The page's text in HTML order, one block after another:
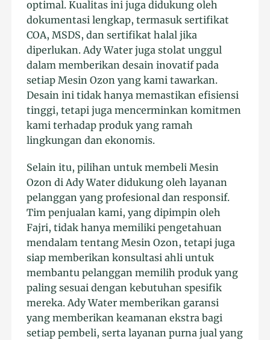
optimal. Kualitas ini juga didukung oleh
dokumentasi lengkap, termasuk sertifikat
COA, MSDS, dan sertifikat halal jika
diperlukan. Ady Water juga stolat unggul
dalam memberikan desain inovatif pada
setiap Mesin Ozon yang kami tawarkan.
Desain ini tidak hanya memastikan efisiensi
tinggi, tetapi juga mencerminkan komitmen
kami terhadap produk yang ramah
lingkungan dan ekonomis.
Selain itu, pilihan untuk membeli Mesin
Ozon di Ady Water didukung oleh layanan
pelanggan yang profesional dan responsif.
Tim penjualan kami, yang dipimpin oleh
Fajri, tidak hanya memiliki pengetahuan
mendalam tentang Mesin Ozon, tetapi juga
siap memberikan konsultasi ahli untuk
membantu pelanggan memilih produk yang
paling sesuai dengan kebutuhan spesifik
mereka. Ady Water memberikan garansi
yang memberikan keamanan ekstra bagi
setiap pembeli, serta layanan purna jual yang